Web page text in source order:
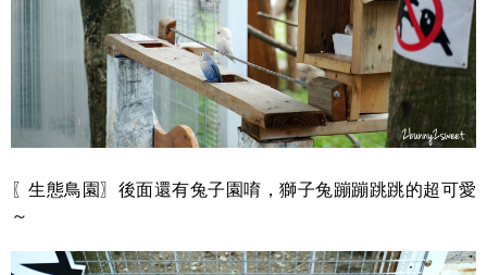
〖生態鳥園〗後面還有兔子園唷，獅子兔蹦蹦跳跳的超可愛
～